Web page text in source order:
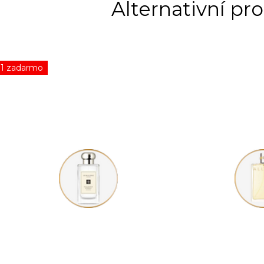
zadarmo